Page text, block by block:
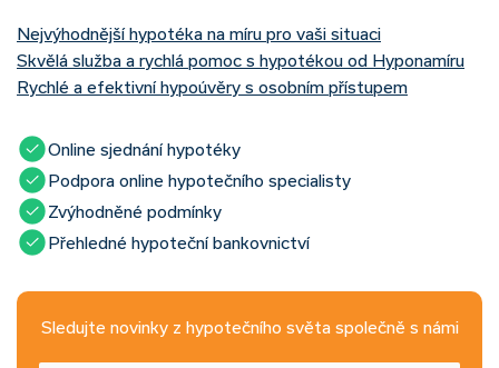
Nejvýhodnější hypotéka na míru pro vaši situaci
Skvělá služba a rychlá pomoc s hypotékou od Hyponamíru
Rychlé a efektivní hypoúvěry s osobním přístupem
Online sjednání hypotéky
Podpora online hypotečního specialisty
Zvýhodněné podmínky
Přehledné hypoteční bankovnictví
Sledujte novinky z hypotečního světa společně s námi